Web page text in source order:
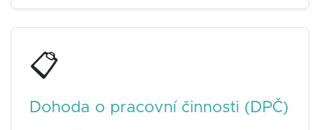
📋
Dohoda o pracovní činnosti (DPČ)